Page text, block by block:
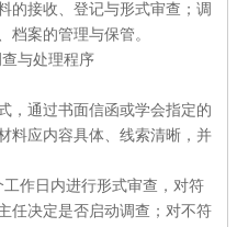
的接收、登记与形式审查；调
档案的管理与保管。
与处理程序
，通过书面信函或学会指定的
料应内容具体、线索清晰，并
工作日内进行形式审查，对符
任决定是否启动调查；对不符